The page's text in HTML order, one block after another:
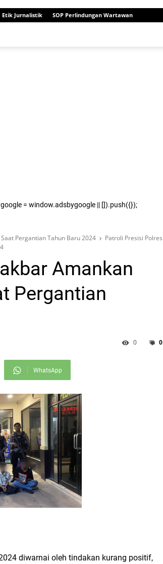
Etik Jurnalistik SOP Perlindungan Wartawan
= window.adsbygoogle || []).push({});
Pergantian Tahun Baru 2024
Patroli Presisi Polres
Amankan
Pergantian
0
0
WhatsApp
diwarnai oleh tindakan kurang positif,